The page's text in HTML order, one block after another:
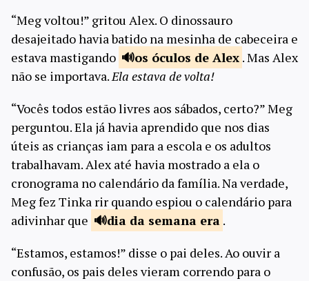
“Meg voltou!” gritou Alex. O dinossauro
desajeitado havia batido na mesinha de cabeceira e
estava mastigando
os óculos de Alex . Mas Alex
não se importava.Ela estava de volta!
“Vocês todos estão livres aos sábados, certo?” Meg
perguntou. Ela já havia aprendido que nos dias
úteis as crianças iam para a escola e os adultos
trabalhavam. Alex até havia mostrado a ela o
cronograma no calendário da família. Na verdade,
Meg fez Tinka rir quando espiou o calendário para
adivinhar que
dia da semana era .
“Estamos, estamos!” disse o pai deles. Ao ouvir a
confusão, os pais deles vieram correndo para o